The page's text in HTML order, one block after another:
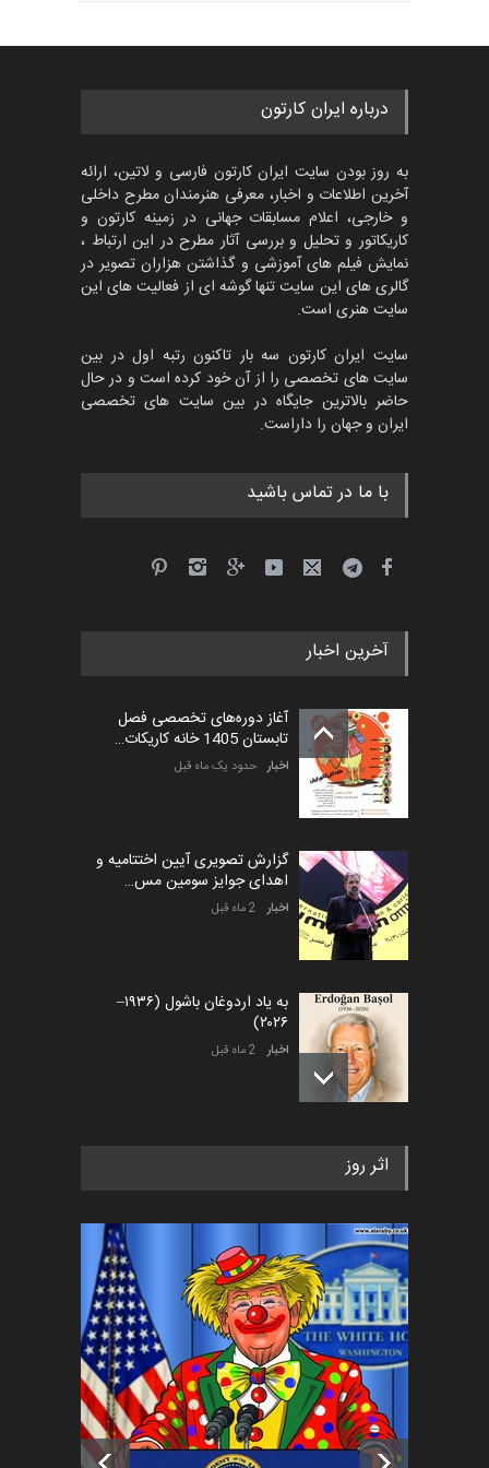
پنجمین مسابقۀ بین‌المللی
کارتون CARTUNION ، …
جشنواره بین‌المللی کارتون
مدارس پرتغال، ۲۰۲۷
مهلت 4 ماه دیگر
پنجمین مسابقۀ بین‌المللی
کارتون طنز «کلاه‌ای…
مهلت
گالری حدود یک ماه قبل
درباره ایران کارتون
به روز بودن سایت ایران کارتون فارسی و لاتین، ارائه
آخرین اطلاعات و اخبار، معرفی هنرمندان مطرح داخلی
و خارجی، اعلام مسابقات جهانی در زمینه کارتون و
کاریکاتور و تحلیل و بررسی آثار مطرح در این ارتباط ،
نمایش فیلم های آموزشی و گذاشتن هزاران تصویر در
گالری های این سایت تنها گوشه ای از فعالیت های این
سایت هنری است.
سایت ایران کارتون سه بار تاکنون رتبه اول در بین
سایت های تخصصی را از آن خود کرده است و در حال
حاضر بالاترین جایگاه در بین سایت های تخصصی
ایران و جهان را داراست.
با ما در تماس باشید
آخرین اخبار
آغاز دوره‌های تخصصی فصل
تابستان 1405 خانه کاریکات…
اخبار حدود یک ماه قبل
گزارش تصویری آیین اختتامیه و
اهدای جوایز سومین مس…
اخبار 2 ماه قبل
به یاد اردوغان باشول (۱۹۳۶–
۲۰۲۶)
اخبار 2 ماه قبل
رویداد کارگاهی کارتون و پوستر
اخبار 6 ماه قبل
فراخوان رویداد کارگاهی کارتون و
پوستر "ایران سربل…
اخبار 6 ماه قبل
تسلیت به همکار | سهراب خیری
اخبار 6 ماه قبل
اثر روز